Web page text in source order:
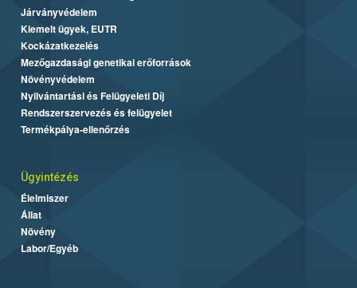
Járványvédelem
Kiemelt ügyek, EUTR
Kockázatkezelés
Mezőgazdasági genetikai erőforrások
Növényvédelem
Nyilvántartási és Felügyeleti Díj
Rendszerszervezés és felügyelet
Termékpálya-ellenőrzés
Ügyintézés
Élelmiszer
Állat
Növény
Labor/Egyéb